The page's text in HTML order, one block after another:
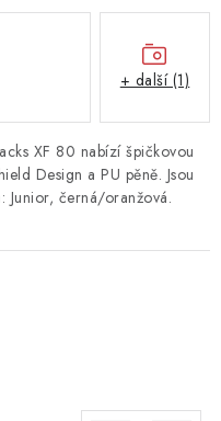
XF 80 nabízí špičkovou
Design a PU pěně. Jsou
Junior, černá/oranžová.
+ další (1)